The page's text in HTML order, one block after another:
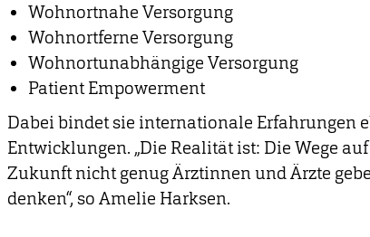
Wohnortnahe Versorgung
Wohnortferne Versorgung
Wohnortunabhängige Versorgung
Patient Empowerment
Dabei bindet sie internationale Erfahrungen
Entwicklungen. „Die Realität ist: Die Wege
Zukunft nicht genug Ärztinnen und Ärzte
denken“, so Amelie Harksen.